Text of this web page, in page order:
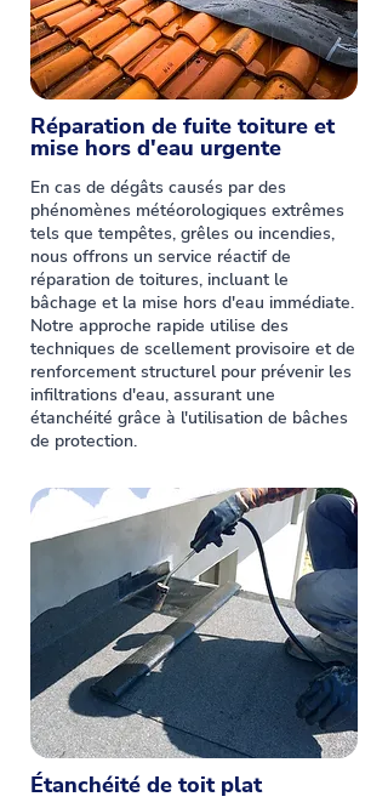
Réparation de fuite toiture et
mise hors d'eau urgente
En cas de dégâts causés par des
phénomènes météorologiques extrêmes
tels que tempêtes, grêles ou incendies,
nous offrons un service réactif de
réparation de toitures, incluant le
bâchage et la mise hors d'eau immédiate.
Notre approche rapide utilise des
techniques de scellement provisoire et de
renforcement structurel pour prévenir les
infiltrations d'eau, assurant une
étanchéité grâce à l'utilisation de bâches
de protection.
Étanchéité de toit plat